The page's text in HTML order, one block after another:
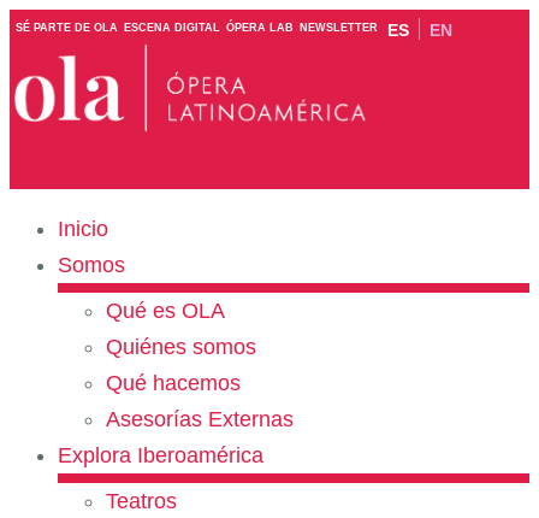
SÉ PARTE DE OLA ESCENA DIGITAL ÓPERA LAB NEWSLETTER ES EN
Inicio
Somos
Qué es OLA
Quiénes somos
Qué hacemos
Asesorías Externas
Explora Iberoamérica
Teatros